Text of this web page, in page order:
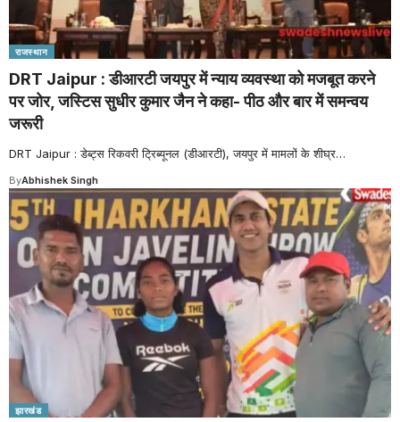
राजस्थान
DRT Jaipur : डीआरटी जयपुर में न्याय व्यवस्था को मजबूत करने
पर जोर, जस्टिस सुधीर कुमार जैन ने कहा- पीठ और बार में समन्वय
जरूरी
DRT Jaipur : डेब्ट्स रिकवरी ट्रिब्यूनल (डीआरटी), जयपुर में मामलों के शीघ्र…
ByAbhishek Singh
झारखंड